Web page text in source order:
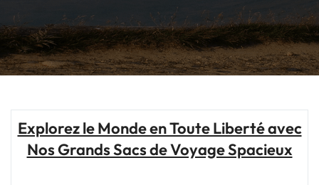
Explorez le Monde en Toute Liberté avec
Nos Grands Sacs de Voyage Spacieux